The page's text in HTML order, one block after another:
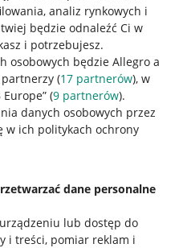
analiz rynkowych i
będzie odnaleźć Ci w
i potrzebujesz.
osobowych będzie Allegro a
(17 partnerów), w
(9 partnerów).
danych osobowych przez
w ich politykach ochrony
dane personalne
lub dostęp do
i treści, pomiar reklam i